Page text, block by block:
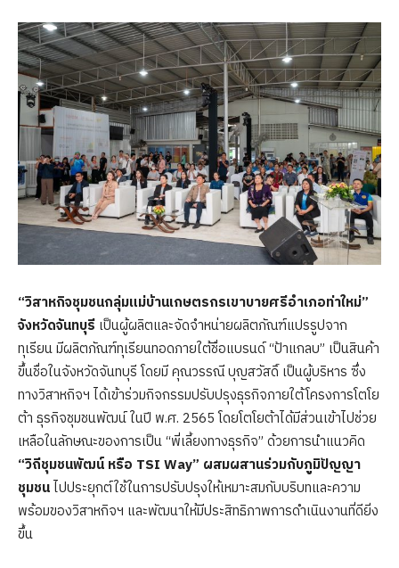
“วิสาหกิจชุมชนกลุ่มแม่บ้านเกษตรกรเขาบายศรีอำเภอท่าใหม่”
จังหวัดจันทบุรี เป็นผู้ผลิตและจัดจำหน่ายผลิตภัณฑ์แปรรูปจาก
ทุเรียน มีผลิตภัณฑ์ทุเรียนทอดภายใต้ชื่อแบรนด์ “ป้าแกลบ” เป็นสินค้า
ขึ้นชื่อในจังหวัดจันทบุรี โดยมี คุณวรรณี บุญสวัสดิ์ เป็นผู้บริหาร ซึ่ง
ทางวิสาหกิจฯ ได้เข้าร่วมกิจกรรมปรับปรุงธุรกิจภายใต้โครงการโตโย
ต้า ธุรกิจชุมชนพัฒน์ ในปี พ.ศ. 2565 โดยโตโยต้าได้มีส่วนเข้าไปช่วย
เหลือในลักษณะของการเป็น “พี่เลี้ยงทางธุรกิจ” ด้วยการนำแนวคิด
“วิถีชุมชนพัฒน์ หรือ TSI Way” ผสมผสานร่วมกับภูมิปัญญา
ชุมชนไปประยุกต์ใช้ในการปรับปรุงให้เหมาะสมกับบริบทและความ
พร้อมของวิสาหกิจฯ และพัฒนาให้มีประสิทธิภาพการดำเนินงานที่ดียิ่ง
ขึ้น